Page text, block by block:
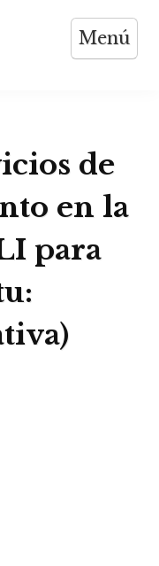
Menú
de
en la
para